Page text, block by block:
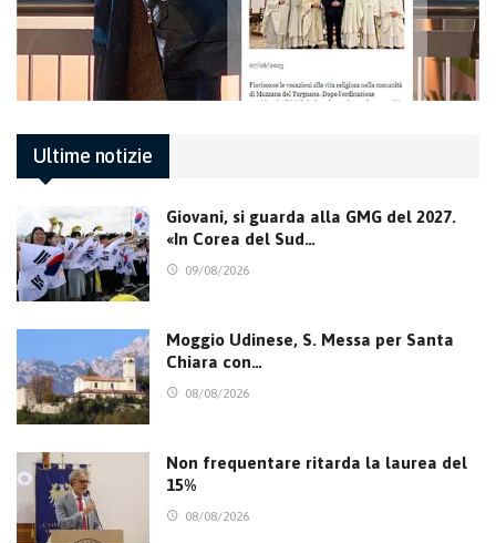
Ultime notizie
Giovani, si guarda alla GMG del 2027.
«In Corea del Sud…
09/08/2026
Moggio Udinese, S. Messa per Santa
Chiara con…
08/08/2026
Non frequentare ritarda la laurea del
15%
08/08/2026